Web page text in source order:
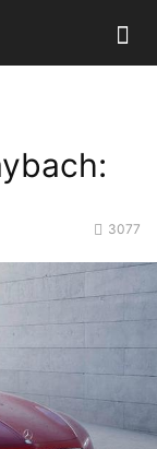
3077